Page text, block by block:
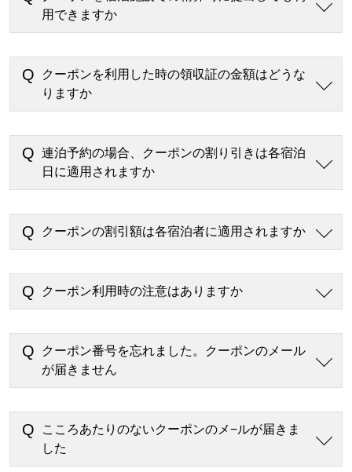
用できますか
クーポンを利用した時の領収証の金額はどうな
りますか
連泊予約の場合、クーポンの割り引きは各宿泊
日に適用されますか
クーポンの割引額は各宿泊者に適用されますか
クーポン利用時の注意はありますか
クーポン番号を忘れました。クーポンのメール
が届きません
こころあたりのないクーポンのメ−ルが届きま
した